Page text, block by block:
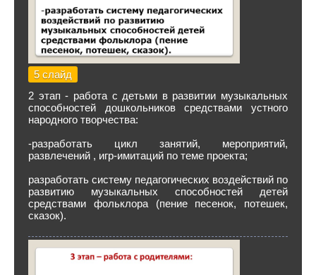
5 слайд
2 этап - работа с детьми в развитии музыкальных
способностей дошкольников средствами устного
народного творчества:
-разработать цикл занятий, мероприятий,
развлечений , игр-имитаций по теме проекта;
разработать систему педагогических воздействий по
развитию музыкальных способностей детей
средствами фольклора (пение песенок, потешек,
сказок).